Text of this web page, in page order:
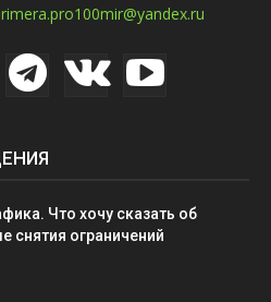
Что хочу сказать об
снятия ограничений